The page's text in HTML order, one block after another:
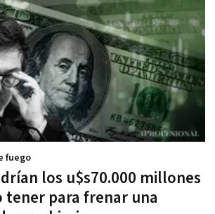
los u$s70.000 millones
tener para frenar una
fuego